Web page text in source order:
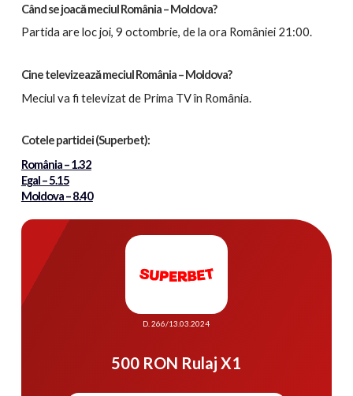
Când se joacă meciul România – Moldova?
Partida are loc joi, 9 octombrie, de la ora României 21:00.
Cine televizează meciul România – Moldova?
Meciul va fi televizat de Prima TV în România.
Cotele partidei(Superbet):
România – 1.32
Egal – 5.15
Moldova – 8.40
D. 266/13.03.2024
500 RON Rulaj X1